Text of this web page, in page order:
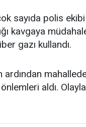
sayıda polis
kavgaya
gazı kullandı.
aldı.